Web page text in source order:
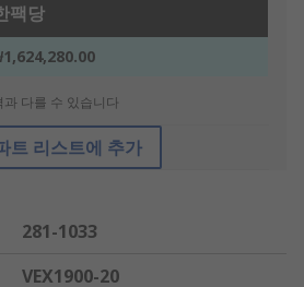
팩당
다를 수 있습니다
트 리스트에 추가
281-1033
VEX1900-20